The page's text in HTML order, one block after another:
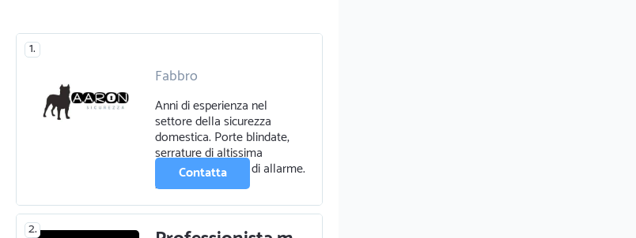
1.
Fabbro
Serrature e chiavi
Sistemi di antifurti e
videosorveglianza
Anni di esperienza nel
settore della sicurezza
domestica. Porte blindate,
serrature di altissima
sicurezza, impianti di allarme.
…
Contatta
2.